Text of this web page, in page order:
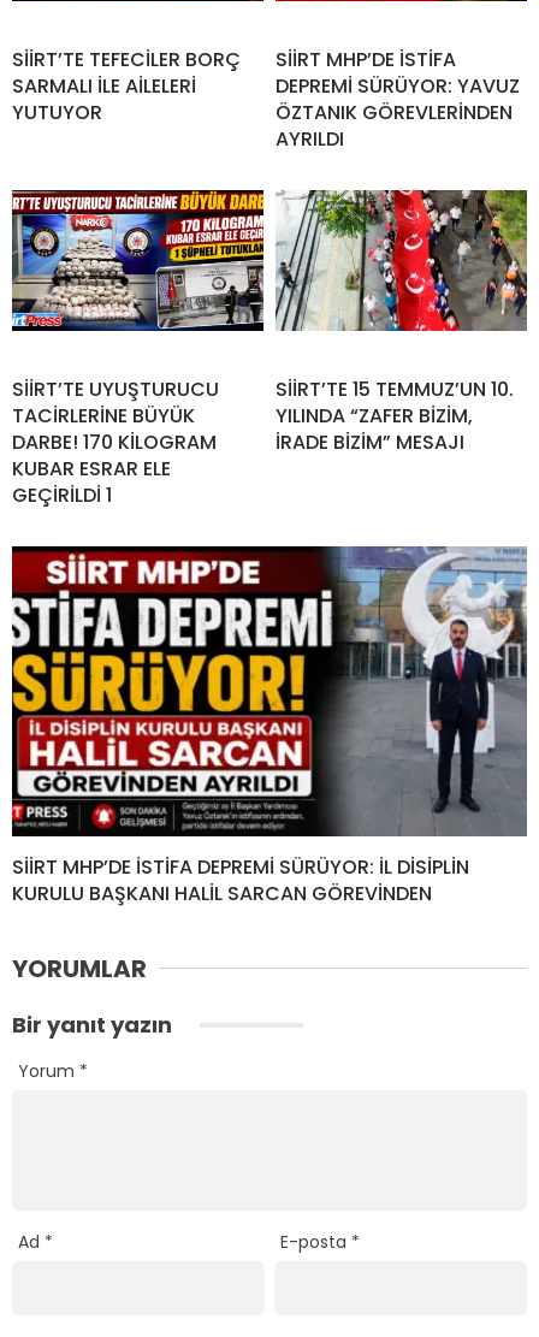
SİİRT’TE TEFECİLER BORÇ
SARMALI İLE AİLELERİ
YUTUYOR
SİİRT MHP’DE İSTİFA
DEPREMİ SÜRÜYOR: YAVUZ
ÖZTANIK GÖREVLERİNDEN
AYRILDI
SİİRT’TE UYUŞTURUCU
TACİRLERİNE BÜYÜK
DARBE! 170 KİLOGRAM
KUBAR ESRAR ELE
GEÇİRİLDİ 1
SİİRT’TE 15 TEMMUZ’UN 10.
YILINDA “ZAFER BİZİM,
İRADE BİZİM” MESAJI
SİİRT MHP’DE İSTİFA DEPREMİ SÜRÜYOR: İL DİSİPLİN
KURULU BAŞKANI HALİL SARCAN GÖREVİNDEN
YORUMLAR
Bir yanıt yazın
Yorum *
Ad * E-posta *